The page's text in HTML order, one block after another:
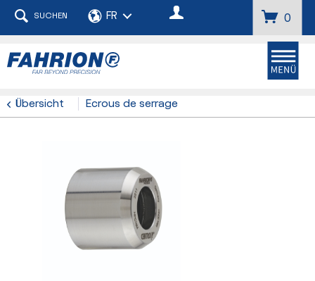
SUCHEN 0
Übersicht Ecrous de serrage